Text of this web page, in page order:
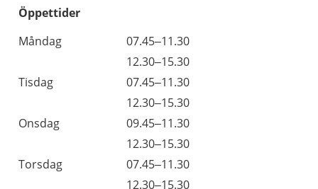
Öppettider
Dag
Öppettider
Kommentarer
Måndag
07.45–11.30
12.30–15.30
Tisdag
07.45–11.30
12.30–15.30
Onsdag
09.45–11.30
12.30–15.30
Torsdag
07.45–11.30
12.30–15.30